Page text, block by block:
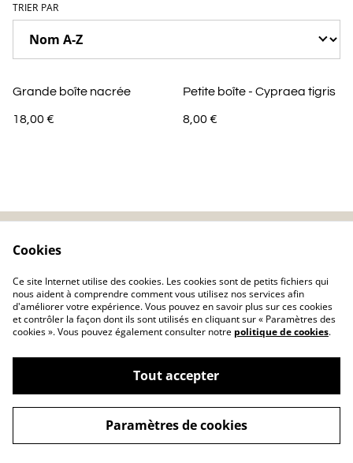
TRIER PAR
Grande boîte nacrée
18,00 €
Petite boîte - Cypraea tigris
8,00 €
confidentialité
©2026Charlolili
powered by
Cookies
Ce site Internet utilise des cookies. Les cookies sont de petits fichiers qui
nous aident à comprendre comment vous utilisez nos services afin
d'améliorer votre expérience. Vous pouvez en savoir plus sur ces cookies
et contrôler la façon dont ils sont utilisés en cliquant sur « Paramètres des
cookies ». Vous pouvez également consulter notre politique de cookies.
Tout accepter
Paramètres de cookies